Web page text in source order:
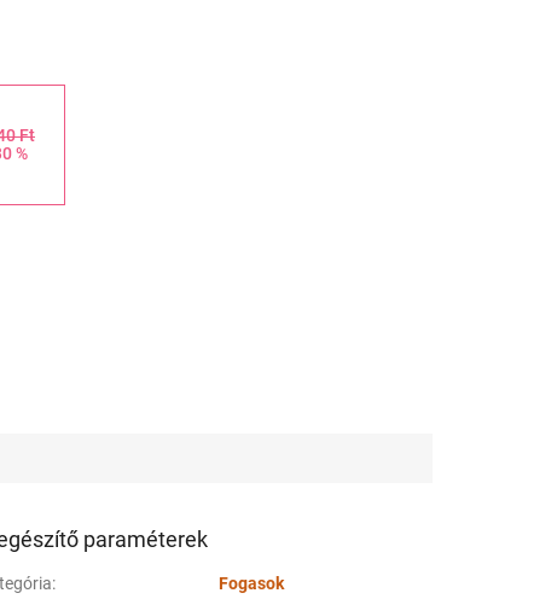
Ft
%
paraméterek
:
Fogasok